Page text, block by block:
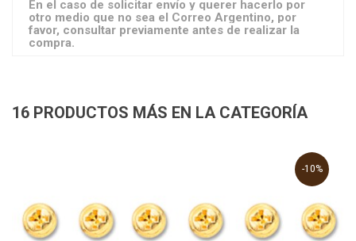
En el caso de solicitar envío y querer hacerlo por
otro medio que no sea el Correo Argentino, por
favor, consultar previamente antes de realizar la
compra.
16 PRODUCTOS MÁS EN LA CATEGORÍA
-10%